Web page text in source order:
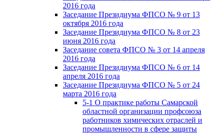
2016 года
Заседание Президиума ФПСО № 9 от 13
октября 2016 года
Заседание Президиума ФПСО № 8 от 23
июня 2016 года
Заседание совета ФПСО № 3 от 14 апреля
2016 года
Заседание Президиума ФПСО № 6 от 14
апреля 2016 года
Заседание Президиума ФПСО № 5 от 24
марта 2016 года
5-1 О практике работы Самарской
областной организации профсоюза
работников химических отраслей и
промышленности в сфере защиты